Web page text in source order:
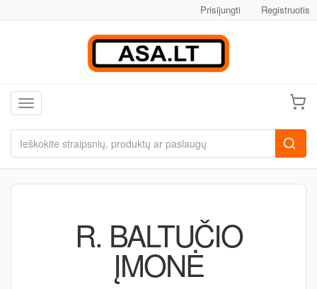
Prisijungti Registruotis
Toggle navigation
R. BALTUČIO
ĮMONĖ